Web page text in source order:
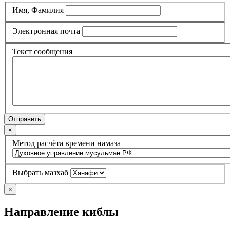
Имя, Фамилия
Электронная почта
Текст сообщения
Отправить
×
Метод расчёта времени намаза
Выбрать мазхаб
×
Направление киблы